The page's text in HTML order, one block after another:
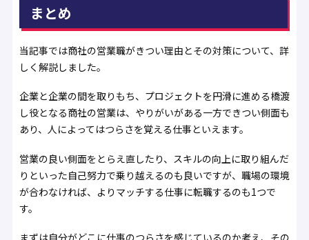
まとめ
当記事では商社の営業職がきつい理由とその対策について、詳
しく解説しました。
企業と企業の間を取りもち、プロジェクトを円滑に進める橋渡
し役となる商社の営業は、やりがいがある一方できつい側面も
あり、人によってはつらさを覚える仕事といえます。
営業の良い側面をとらえ直したり、スキルの向上に取り組んだ
りといった自己努力で乗り越えるのも良いですが、職場の環境
が合わなければ、よりマッチする仕事に転職するのも1つで
す。
まずは自分がどこに仕事のつらさを感じているのか考え、その